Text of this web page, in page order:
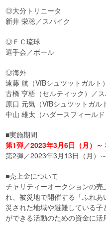
◎大分トリニータ
新井 栄聡／スパイク
◎ＦＣ琉球
選手会／ボール
◎海外
遠藤 航（VfBシュツットガルト
古橋 亨梧（セルティック）／
原口 元気（VfBシュツットガル
中山 雄太（ハダースフィール
■実施期間
第1弾／2023年3月6日（月）～
第2弾／2023年3月13日（月）
■売上金について
チャリティーオークションの
れ、被災地で開催する「ふれ
災された地域や避難している
ができる活動のための資金に活